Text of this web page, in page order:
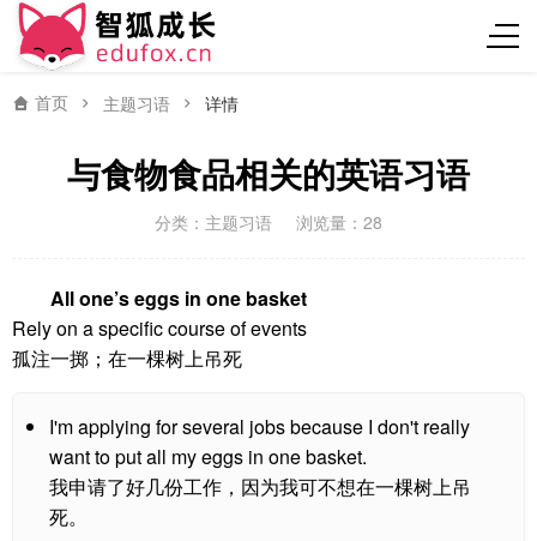
首页 主题习语 详情
与食物食品相关的英语习语
分类： 主题习语 浏览量：28
All one’s eggs in one basket
Rely on a specific course of events
孤注一掷；在一棵树上吊死
I'm applying for several jobs because I don't really
want to put all my eggs in one basket.
我申请了好几份工作，因为我可不想在一棵树上吊
死。